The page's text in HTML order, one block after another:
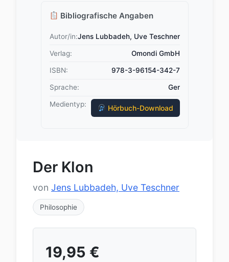
Bibliografische Angaben
Autor/in:Jens Lubbadeh, Uve Teschner
Verlag: Omondi GmbH
ISBN: 978-3-96154-342-7
Sprache: Ger
Medientyp: Hörbuch-Download
Der Klon
von Jens Lubbadeh, Uve Teschner
Philosophie
19,95 €